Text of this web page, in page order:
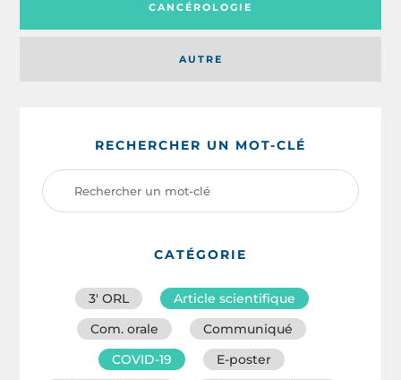
AUTRE
CANCÉROLOGIE
RECHERCHER UN MOT-CLÉ
CATÉGORIE
3′ ORL
Article scientifique
Com. orale
Communiqué
COVID-19
E-poster